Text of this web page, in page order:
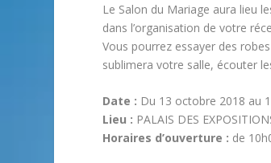
Le Salon du Mariage aura lieu
dans l’organisation de votre
Vous pourrez essayer des
sublimera votre salle, écouter
Date : Du 13 octobre 2018 au
Lieu : PALAIS DES
Horaires d’ouverture : de